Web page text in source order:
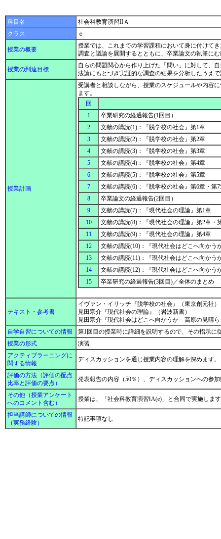
科目名
社会科教育演習IIＡ
クラス
ｅ
授業の概要
授業では、これまでの学習課程において身に付けて
調査と議論を展開するとともに、卒業論文の執筆に
授業の到達目標
自らの問題関心から作り上げた「問い」に対して、
法論にもとづき実証的な調査の結果を分析したうえ
授業計画
受講者と相談しながら、授業のスケジュールや内容
ます。
回
1
卒業研究の経過報告(1回目）
2
文献の購読(1)：『脱学校の社会』第1章
3
文献の講読(2)：『脱学校の社会』第2章
4
文献の講読(3)：『脱学校の社会』第3章
5
文献の講読(4)：『脱学校の社会』第4章
6
文献の講読(5)：『脱学校の社会』第5章
7
文献の講読(6)：『脱学校の社会』第6章・第
8
卒業論文の経過報告(2回目）
9
文献の講読(7)：『現代社会の理論』第1章
10
文献の講読(8)：『現代社会の理論』第2章・
11
文献の講読(9)：『現代社会の理論』第4章
12
文献の講読(10)：『現代社会はどこへ向かう
13
文献の講読(11)：『現代社会はどこへ向かう
14
文献の講読(12)：『現代社会はどこへ向かう
15
卒業研究の経過報告(3回目)／全体のまとめ
テキスト・参考書
イヴァン・イリッチ『脱学校の社会』（東京創元社）
見田宗介『現代社会の理論』（岩波新書）
見田宗介『現代社会はどこへ向かうか－高原の見晴
自学自習についての情報
第1回目の授業時に詳細を説明するので、その指示
授業の形式
演習
アクティブラーニングに
関する情報
ディスカッションを通じ授業内容の理解を深めます。
評価の方法（評価の配点
比率と評価の要点）
発表報告の内容（50％）、ディスカッションへの参
その他（授業アンケート
へのコメント含む）
授業は、「社会科教育演習ⅠA(e)」と合同で実施しま
担当講師についての情報
（実務経験）
特記事項なし